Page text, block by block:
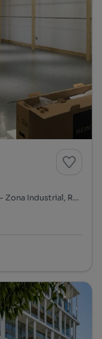
Avenida Fontes Pereira de Melo, Viso - Zona Industrial, Ramalde, Porto, Porto